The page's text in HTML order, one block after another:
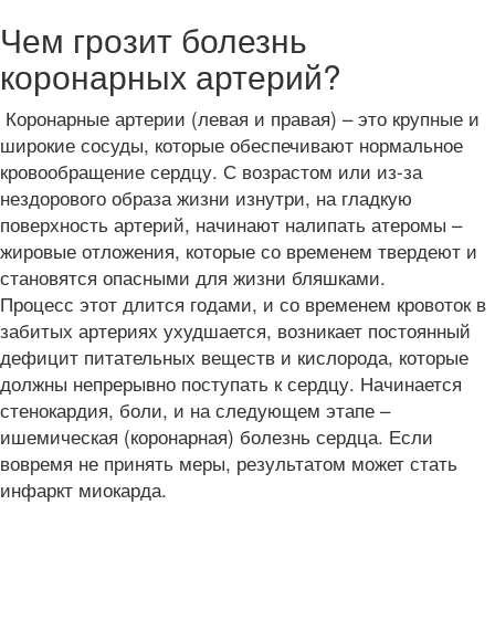
Чем грозит болезнь
коронарных артерий?
Коронарные артерии (левая и правая) – это крупные и
широкие сосуды, которые обеспечивают нормальное
кровообращение сердцу. С возрастом или из-за
нездорового образа жизни изнутри, на гладкую
поверхность артерий, начинают налипать атеромы –
жировые отложения, которые со временем твердеют и
становятся опасными для жизни бляшками.
Процесс этот длится годами, и со временем кровоток в
забитых артериях ухудшается, возникает постоянный
дефицит питательных веществ и кислорода, которые
должны непрерывно поступать к сердцу. Начинается
стенокардия, боли, и на следующем этапе –
ишемическая (коронарная) болезнь сердца. Если
вовремя не принять меры, результатом может стать
инфаркт миокарда.